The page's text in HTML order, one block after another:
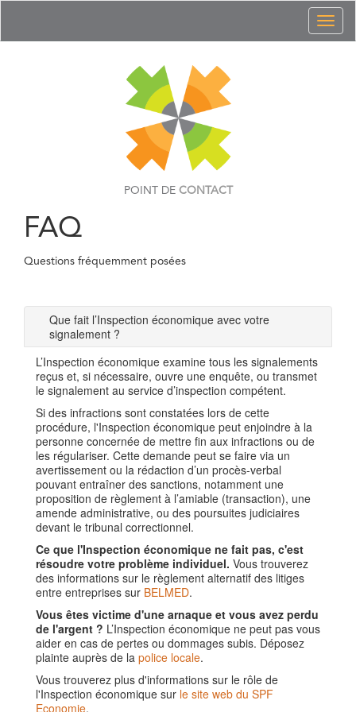
POINT DE CONTACT
FAQ
Questions fréquemment posées
Que fait l’Inspection économique avec votre
signalement ?
L’Inspection économique examine tous les signalements
reçus et, si nécessaire, ouvre une enquête, ou transmet
le signalement au service d’inspection compétent.
Si des infractions sont constatées lors de cette
procédure, l'Inspection économique peut enjoindre à la
personne concernée de mettre fin aux infractions ou de
les régulariser. Cette demande peut se faire via un
avertissement ou la rédaction d’un procès-verbal
pouvant entraîner des sanctions, notamment une
proposition de règlement à l’amiable (transaction), une
amende administrative, ou des poursuites judiciaires
devant le tribunal correctionnel.
Ce que l'Inspection économique ne fait pas, c'est
résoudre votre problème individuel. Vous trouverez
des informations sur le règlement alternatif des litiges
entre entreprises sur BELMED.
Vous êtes victime d'une arnaque et vous avez perdu
de l'argent ? L’Inspection économique ne peut pas vous
aider en cas de pertes ou dommages subis. Déposez
plainte auprès de la police locale.
Vous trouverez plus d'informations sur le rôle de
l'Inspection économique sur le site web du SPF
Economie.